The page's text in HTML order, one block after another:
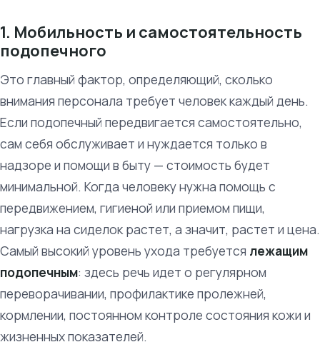
1. Мобильность и самостоятельность
подопечного
Это главный фактор, определяющий, сколько
внимания персонала требует человек каждый день.
Если подопечный передвигается самостоятельно,
сам себя обслуживает и нуждается только в
надзоре и помощи в быту — стоимость будет
минимальной. Когда человеку нужна помощь с
передвижением, гигиеной или приемом пищи,
нагрузка на сиделок растет, а значит, растет и цена.
Самый высокий уровень ухода требуется лежащим
подопечным: здесь речь идет о регулярном
переворачивании, профилактике пролежней,
кормлении, постоянном контроле состояния кожи и
жизненных показателей.